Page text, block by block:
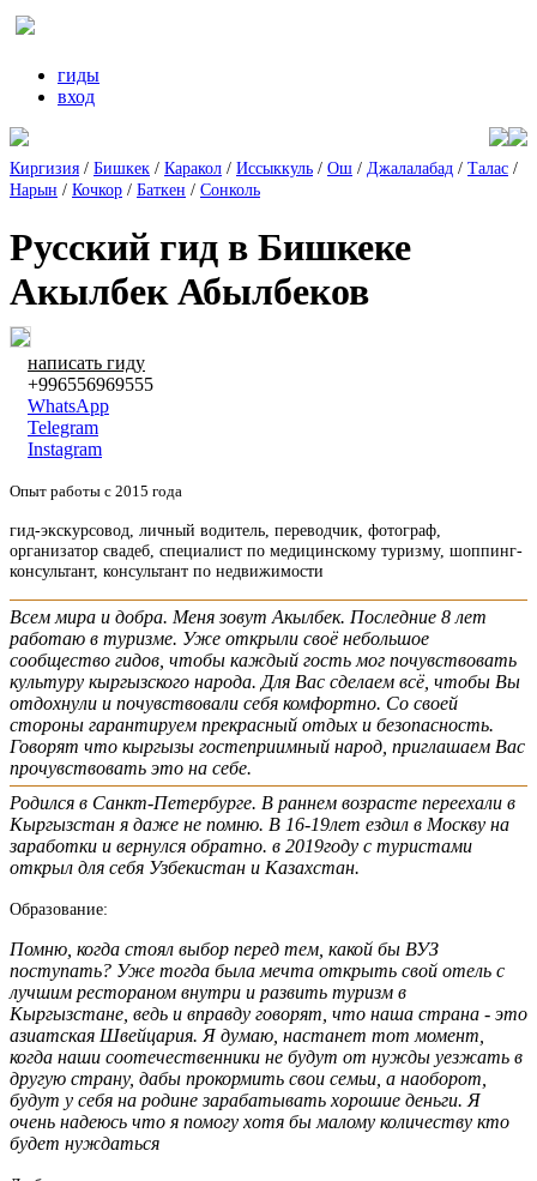
гиды
вход
Киргизия / Бишкек / Каракол / Иссыккуль / Ош / Джалалабад / Талас /
Нарын / Кочкор / Баткен / Сонколь
Русский гид в Бишкеке
Акылбек Абылбеков
написать гиду
+996556969555
WhatsApp
Telegram
Instagram
Опыт работы с 2015 года
гид-экскурсовод, личный водитель, переводчик, фотограф,
организатор свадеб, специалист по медицинскому туризму, шоппинг-
консультант, консультант по недвижимости
Всем мира и добра. Меня зовут Акылбек. Последние 8 лет
работаю в туризме. Уже открыли своё небольшое
сообщество гидов, чтобы каждый гость мог почувствовать
культуру кыргызского народа. Для Вас сделаем всё, чтобы Вы
отдохнули и почувствовали себя комфортно. Со своей
стороны гарантируем прекрасный отдых и безопасность.
Говорят что кыргызы гостеприимный народ, приглашаем Вас
прочувствовать это на себе.
Родился в Санкт-Петербурге. В раннем возрасте переехали в
Кыргызстан я даже не помню. В 16-19лет ездил в Москву на
заработки и вернулся обратно. в 2019году с туристами
открыл для себя Узбекистан и Казахстан.
Образование:
Помню, когда стоял выбор перед тем, какой бы ВУЗ
поступать? Уже тогда была мечта открыть свой отель с
лучшим рестораном внутри и развить туризм в
Кыргызстане, ведь и вправду говорят, что наша страна - это
азиатская Швейцария. Я думаю, настанет тот момент,
когда наши соотечественники не будут от нужды уезжать в
другую страну, дабы прокормить свои семьи, а наоборот,
будут у себя на родине зарабатывать хорошие деньги. Я
очень надеюсь что я помогу хотя бы малому количеству кто
будет нуждаться